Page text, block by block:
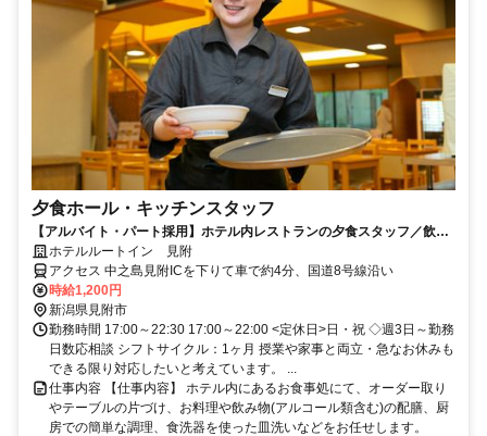
夕食ホール・キッチンスタッフ
【アルバイト・パート採用】ホテル内レストランの夕食スタッフ／飲食
未経験歓迎！学生・主婦活躍中
ホテルルートイン 見附
アクセス 中之島見附ICを下りて車で約4分、国道8号線沿い
時給1,200円
新潟県見附市
勤務時間 17:00～22:30 17:00～22:00 <定休日>日・祝 ◇週3日～勤務
日数応相談 シフトサイクル：1ヶ月 授業や家事と両立・急なお休みも
できる限り対応したいと考えています。 ...
仕事内容 【仕事内容】 ホテル内にあるお食事処にて、オーダー取り
やテーブルの片づけ、お料理や飲み物(アルコール類含む)の配膳、厨
房での簡単な調理、食洗器を使った皿洗いなどをお任せします。